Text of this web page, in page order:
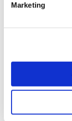
Marketing